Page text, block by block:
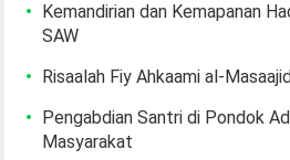
Kemandirian dan Kemapanan
SAW
Risaalah Fiy Ahkaami al-
Pengabdian Santri di Pondok
Masyarakat